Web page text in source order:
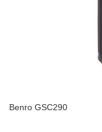
Benro GSC290